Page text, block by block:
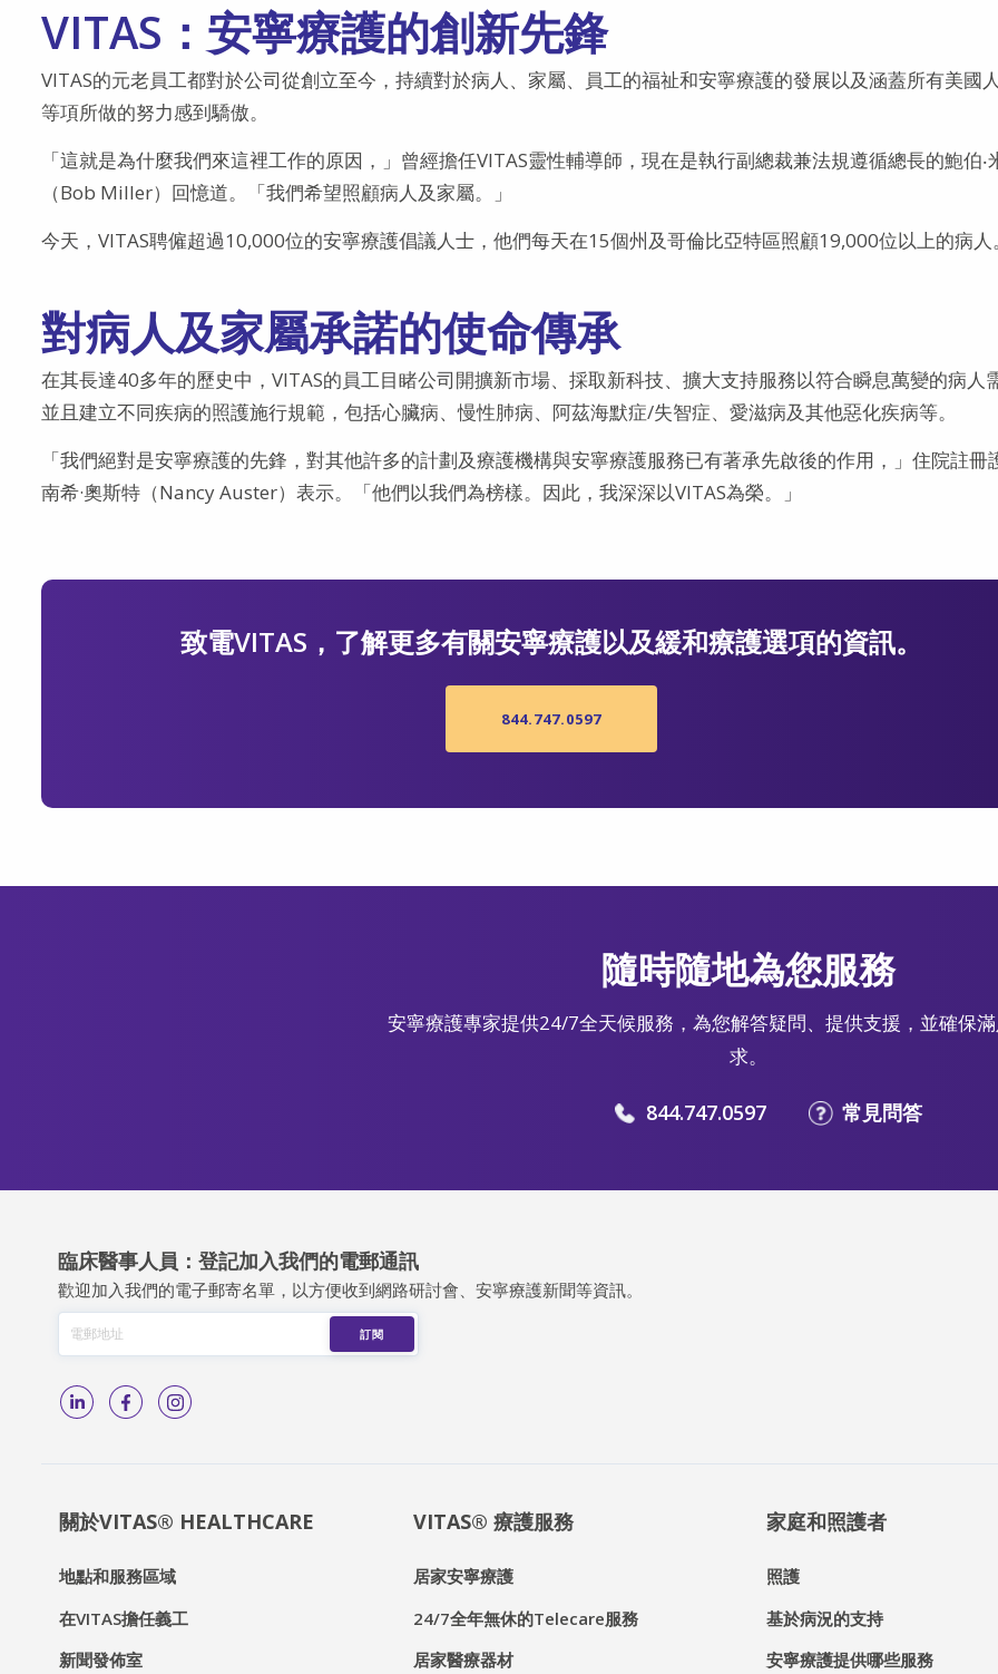
VITAS：安寧療護的創新先鋒
VITAS的元老員工都對於公司從創立至今，持續對於病人、家屬、員工的福祉和安寧療護的發展以及涵蓋所有美國
等項所做的努力感到驕傲。
「這就是為什麼我們來這裡工作的原因，」曾經擔任VITAS靈性輔導師，現在是執行副總裁兼法規遵循總長的鮑伯‧
（Bob Miller）回憶道。「我們希望照顧病人及家屬。」
今天，VITAS聘僱超過10,000位的安寧療護倡議人士，他們每天在15個州及哥倫比亞特區照顧19,000位以上的病人。
對病人及家屬承諾的使命傳承
在其長達40多年的歷史中，VITAS的員工目睹公司開擴新市場、採取新科技、擴大支持服務以符合瞬息萬變的病人
並且建立不同疾病的照護施行規範，包括心臟病、慢性肺病、阿茲海默症/失智症、愛滋病及其他惡化疾病等。
「我們絕對是安寧療護的先鋒，對其他許多的計劃及療護機構與安寧療護服務已有著承先啟後的作用，」住院註冊
南希·奧斯特（Nancy Auster）表示。「他們以我們為榜樣。因此，我深深以VITAS為榮。」
致電VITAS，了解更多有關安寧療護以及緩和療護選項的資訊。
844.747.0597
隨時隨地為您服務
安寧療護專家提供24/7全天候服務，為您解答疑問、提供支援，並確保
求。
844.747.0597 常見問答
臨床醫事人員：登記加入我們的電郵通訊
歡迎加入我們的電子郵寄名單，以方便收到網路研討會、安寧療護新聞等資訊。
關於VITAS® HEALTHCARE
地點和服務區域
在VITAS擔任義工
新聞發佈室
VITAS® 療護服務
居家安寧療護
24/7全年無休的Telecare服務
居家醫療器材
家庭和照護者
照護
基於病況的支持
安寧療護提供哪些服務